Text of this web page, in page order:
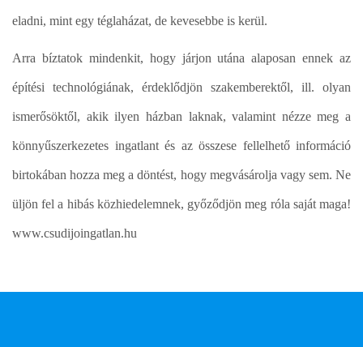
eladni, mint egy téglaházat, de kevesebbe is kerül.
Arra bíztatok mindenkit, hogy járjon utána alaposan ennek az
építési technológiának, érdeklődjön szakemberektől, ill. olyan
ismerősöktől, akik ilyen házban laknak, valamint nézze meg a
könnyűszerkezetes ingatlant és az összese fellelhető információ
birtokában hozza meg a döntést, hogy megvásárolja vagy sem. Ne
üljön fel a hibás közhiedelemnek, győződjön meg róla saját maga!
www.csudijoingatlan.hu